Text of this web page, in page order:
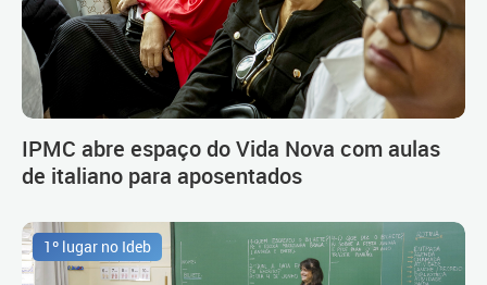
IPMC abre espaço do Vida Nova com aulas
de italiano para aposentados
1º lugar no Ideb